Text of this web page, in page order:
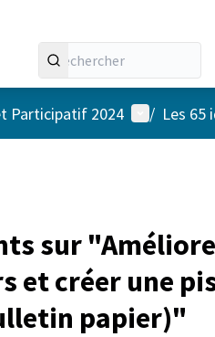
Participatif 2024 Menu
/ Les 65
sur
et créer une
papier)"